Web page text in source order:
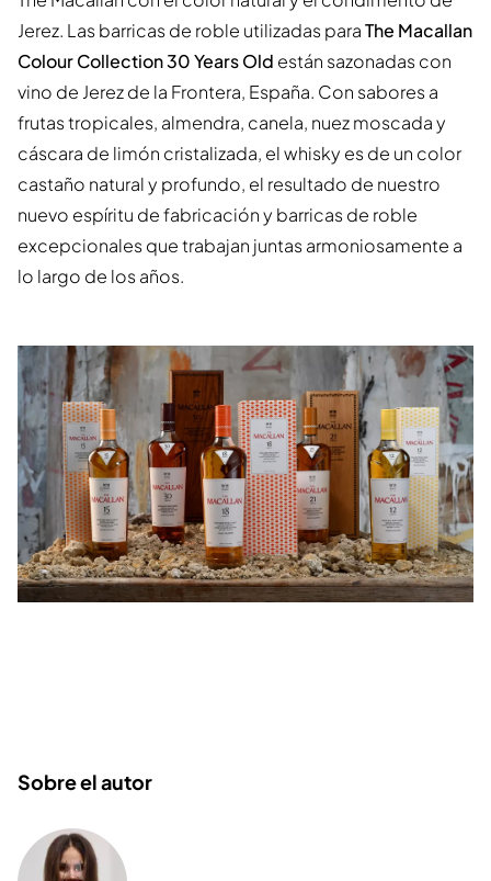
Jerez. Las barricas de roble utilizadas paraThe Macallan
Colour Collection 30 Years Old están sazonadas con
vino de Jerez de la Frontera, España. Con sabores a
frutas tropicales, almendra, canela, nuez moscada y
cáscara de limón cristalizada, el whisky es de un color
castaño natural y profundo, el resultado de nuestro
nuevo espíritu de fabricación y barricas de roble
excepcionales que trabajan juntas armoniosamente a
lo largo de los años.
Sobre el autor